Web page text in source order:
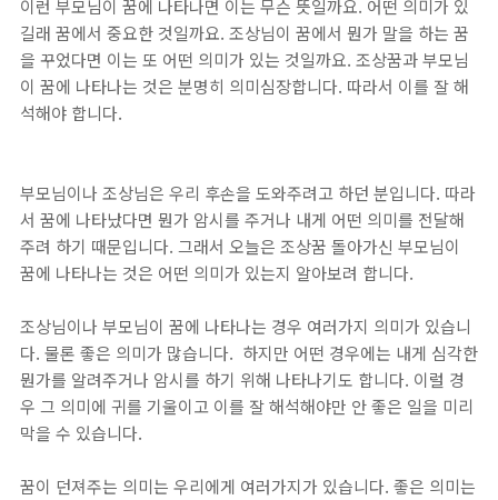
이런 부모님이 꿈에 나타나면 이는 무슨 뜻일까요. 어떤 의미가 있
길래 꿈에서 중요한 것일까요. 조상님이 꿈에서 뭔가 말을 하는 꿈
을 꾸었다면 이는 또 어떤 의미가 있는 것일까요. 조상꿈과 부모님
이 꿈에 나타나는 것은 분명히 의미심장합니다. 따라서 이를 잘 해
석해야 합니다.
부모님이나 조상님은 우리 후손을 도와주려고 하던 분입니다. 따라
서 꿈에 나타났다면 뭔가 암시를 주거나 내게 어떤 의미를 전달해
주려 하기 때문입니다. 그래서 오늘은 조상꿈 돌아가신 부모님이
꿈에 나타나는 것은 어떤 의미가 있는지 알아보려 합니다.
조상님이나 부모님이 꿈에 나타나는 경우 여러가지 의미가 있습니
다. 물론 좋은 의미가 많습니다. 하지만 어떤 경우에는 내게 심각한
뭔가를 알려주거나 암시를 하기 위해 나타나기도 합니다. 이럴 경
우 그 의미에 귀를 기울이고 이를 잘 해석해야만 안 좋은 일을 미리
막을 수 있습니다.
꿈이 던져주는 의미는 우리에게 여러가지가 있습니다. 좋은 의미는